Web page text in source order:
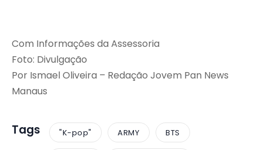
Com Informações da Assessoria
Foto: Divulgação
Por Ismael Oliveira – Redação Jovem Pan News
Manaus
Tags "K-pop" ARMY BTS